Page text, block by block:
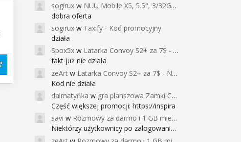
sogirux w NUU Mobile X5, 5.5", 3/32GB, czujnik linii papilarnych, 2950mAh, aparat 13MP za 267zł - Banggood
dobra oferta
sogirux w Taxify - Kod promocyjny
działa
Spox5x w Latarka Convoy S2+ za 7$ - Najniższa cena od 2017r
fakt już nie działa
zeArt w Latarka Convoy S2+ za 7$ - Najniższa cena od 2017r
Kod nie działa
dalmatyńka w gra planszowa Zamki Caladale za 39zł
Część większej promocji: https://inspira
savi w Rozmowy za darmo i 1 GB miesięcznie
Niektórzy użytkownicy po zalogowaniu do